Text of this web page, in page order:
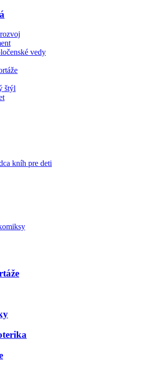
vedy
štýl
kníh pre deti